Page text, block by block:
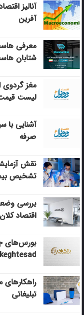
آنالیز
آفرین
معرفی
شتابان
مغز گردوی
لیست قیمت
آشنایی با
صرفه
نقش
تشخیص
بررسی
اقتصاد کلان
بورس‌های
راهکارهای
تبلیغاتی